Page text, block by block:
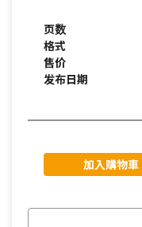
页数
格式
售价
发布日期
加入購物車